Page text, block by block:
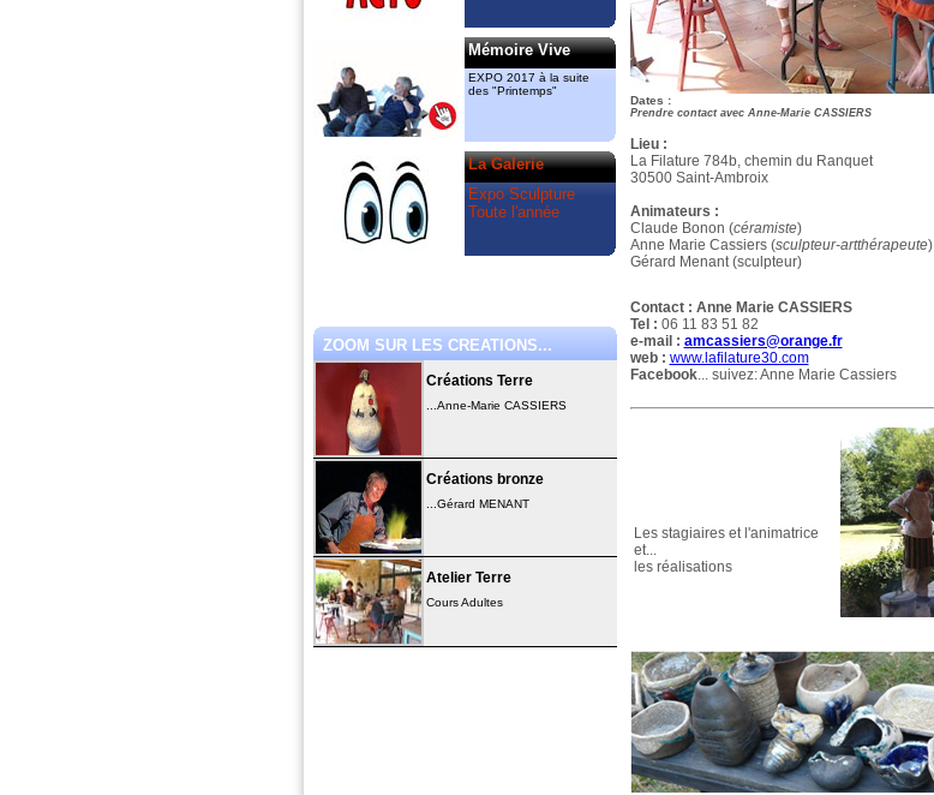
Mémoire Vive
EXPO 2017 à la suite
des "Printemps"
La Galerie
Expo Sculpture
Toute l'année
ZOOM SUR LES CREATIONS...
Créations Terre
...Anne-Marie CASSIERS
Créations bronze
...Gérard MENANT
Atelier Terre
Cours Adultes
Dates :
Prendre contact avec Anne-Marie CASSIERS
Lieu :
La Filature 784b, chemin du Ranquet
30500 Saint-Ambroix
Animateurs :
Claude Bonon (céramiste)
Anne Marie Cassiers (sculpteur-artthérapeute)
Gérard Menant (sculpteur)
Contact : Anne Marie CASSIERS
Tel : 06 11 83 51 82
e-mail : amcassiers@orange.fr
web : www.lafilature30.com
Facebook... suivez: Anne Marie Cassiers
Les stagiaires et l'animatrice
et...
les réalisations